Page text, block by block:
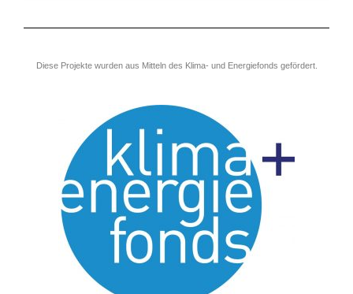
Diese Projekte wurden aus Mitteln des Klima- und Energiefonds gefördert.